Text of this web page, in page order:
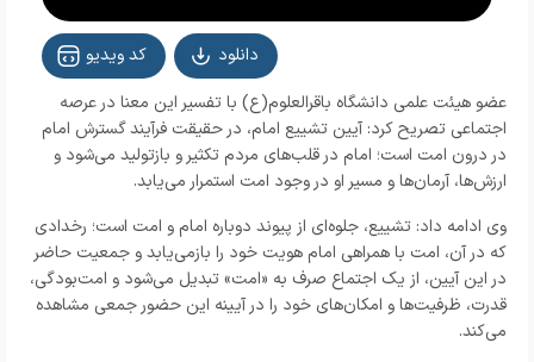
کد ویدیو
دانلود
عضو هیئت علمی دانشگاه باقرالعلوم(ع) با تفسیر این معنا در عرصه
اجتماعی تصریح کرد: آیین تشییع امام، در حقیقت فرآیند گسترش امام
در درون امت است؛ امام در قلب‌های مردم تکثیر و بازتولید می‌شود و
ارزش‌ها، آرمان‌ها و مسیر او در وجود امت استمرار می‌یابد.
وی ادامه داد: تشییع، جلوه‌ای از پیوند دوباره امام و امت است؛ رخدادی
که در آن، امت با همراهی امام هویت خود را بازمی‌یابد و جمعیت حاضر
در این آیین، از یک اجتماع صرف به «امت» تبدیل می‌شود و امت‌بودگی،
قدرت، ظرفیت‌ها و امکان‌های خود را در آیینه این حضور جمعی مشاهده
می‌کند.